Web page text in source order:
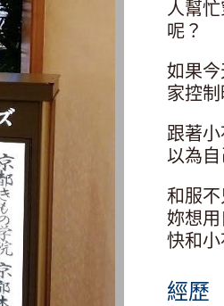
人幫
呢？
如果
家控
跟著
以為
和服
妳想
快和
經歷